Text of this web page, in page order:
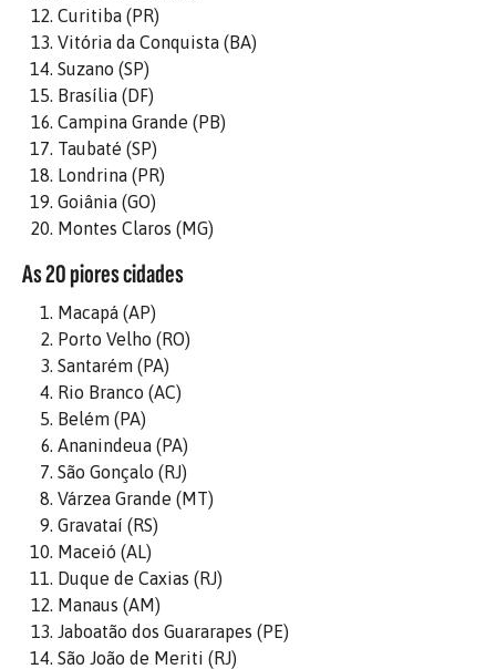
Curitiba (PR)
Vitória da Conquista (BA)
Suzano (SP)
Brasília (DF)
Campina Grande (PB)
Taubaté (SP)
Londrina (PR)
Goiânia (GO)
Montes Claros (MG)
As 20 piores cidades
Macapá (AP)
Porto Velho (RO)
Santarém (PA)
Rio Branco (AC)
Belém (PA)
Ananindeua (PA)
São Gonçalo (RJ)
Várzea Grande (MT)
Gravataí (RS)
Maceió (AL)
Duque de Caxias (RJ)
Manaus (AM)
Jaboatão dos Guararapes (PE)
São João de Meriti (RJ)